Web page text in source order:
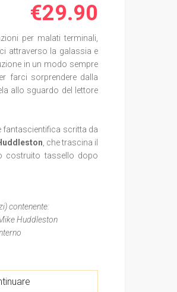
€29.90
per malati terminali,
attraverso la galassia e
in un modo sempre
farci sorprendere dalla
allo sguardo del lettore
fantascientifica scritta da
, che trascina il
costruito tassello dopo
contenente:
Huddleston